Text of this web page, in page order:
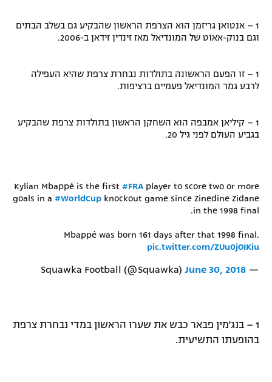
1 – אנטואן גריזמן הוא הצרפת הראשון שהבקיע גם בשלב הבתים
וגם בנוק-אאוט של המונדיאל מאז זינדין זידאן ב-2006.
1 – זו הפעם הראשונה בתולדות נבחרת צרפת שהיא העפילה
לרבע גמר המונדיאל פעמיים ברציפות.
1 – קיליאן אמבפה הוא השחקן הראשון בתולדות צרפת שהבקיע
בגביע העולם לפני גיל 20.
Kylian Mbappé is the first #FRA player to score two or more
goals in a #WorldCup knockout game since Zinedine Zidane
in the 1998 final.
Mbappé was born 161 days after that 1998 final.
pic.twitter.com/ZUu0jOIKiu
— Squawka Football (@Squawka)
June 30, 2018
1 – בנג'מין פבאר כבש את שערו הראשון במדי נבחרת צרפת
בהופעתו התשיעית.